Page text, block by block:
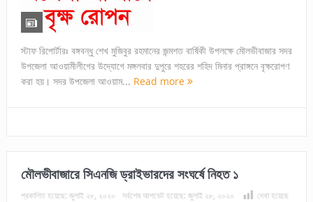
স্টাফ রিপোর্টারঃ বঙ্গবন্ধু শেখ মুজিবুর রহমানের জন্মশত বার্ষিকী উপলক্ষে মৌলভীবাজার সদর
উপজেলা আওয়ামীলীগের উদ্যোগে মঙ্গলবার দুপুরে শহরের শহিদ মিনার প্রাঙ্গনে বৃক্ষরোপণ
করা হয়। সদর উপজেলা আওয়াম... Read more
মৌলভীবাজারে সিএনজি ড্রাইভারদের সংঘর্ষে নিহত ১
প্রকাশিত হয়েছে: জুলাই ২৮, ২০২০ সর্বশেষ আপডেট হয়েছে: জুলাই ২৮, ২০২০
দেখা হয়েছে